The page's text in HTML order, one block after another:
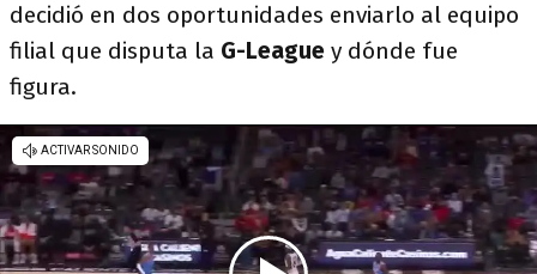
decidió en dos oportunidades enviarlo al equipo
filial que disputa la G-League y dónde fue
figura.